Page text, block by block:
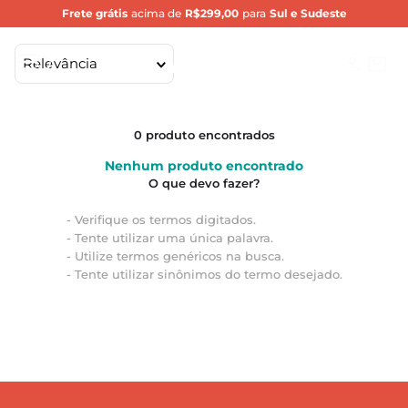
Frete grátis acima de R$299,00 para Sul e Sudeste
Relevância
0 produto
Nenhum produto encontrado
Verifique os termos digitados.
Tente utilizar uma única palavra.
Utilize termos genéricos na busca.
Tente utilizar sinônimos do termo desejado.